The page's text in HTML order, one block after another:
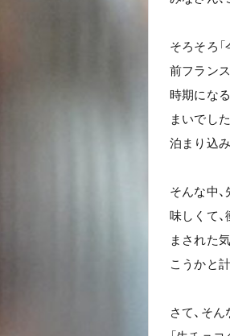
そろそろ
前フラン
時期にな
まいでし
泊まり込
そんな中
味しくて
まされた
こうかと
さて、そ